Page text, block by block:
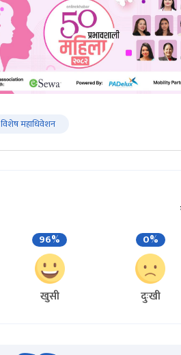
विशेष महाधिवेशन
96%
खुसी
0%
दुःखी